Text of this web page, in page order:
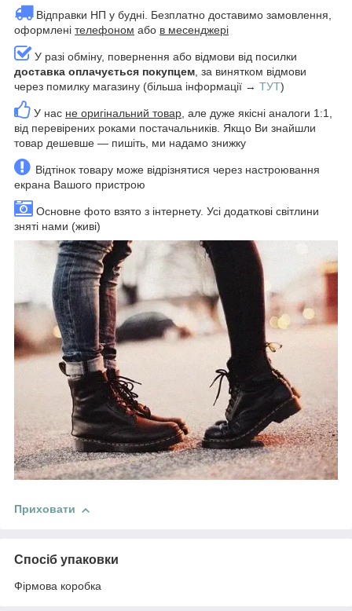
Відправки НП у будні. Безплатно доставимо замовлення,
оформлені телефоном або в месенджері
У разі обміну, повернення або відмови від посилки
доставка оплачується покупцем , за винятком відмови
через помилку магазину (більша інформації → ТУТ)
У нас не оригінальний товар , але дуже якісні аналоги 1:1,
від перевірених роками постачальників. Якщо Ви знайшли
товар дешевше — пишіть, ми надамо знижку
Відтінок товару може відрізнятися через настроювання
екрана Вашого пристрою
Основне фото взято з інтернету. Усі додаткові світлини
зняті нами (живі)
Приховати
Спосіб упаковки
Фірмова коробка